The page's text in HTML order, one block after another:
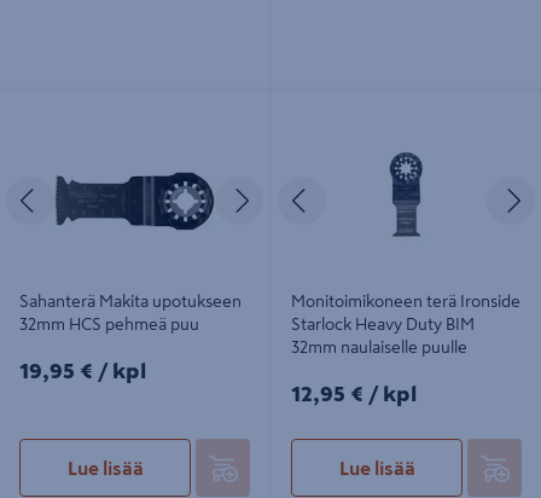
Edellinen Seuraava
Sahanterä Makita upotukseen
32mm HCS pehmeä puu
19,95€/kpl
19,95 € / kpl
Lue lisää
Edellinen
Monitoimikoneen terä Ironside
Starlock Heavy Duty BIM
32mm naulaiselle puulle
12,95€/kpl
12,95 € / kpl
Lue lisää